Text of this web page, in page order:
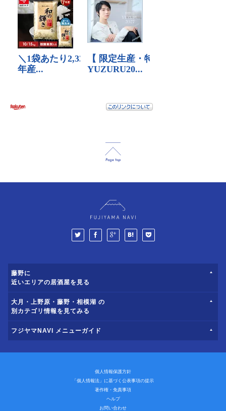
藤野に
近いエリアの居酒屋を見る
大月・上野原・藤野・相模湖 の
別カテゴリ情報を見てみる
フジヤマNAVI メニューガイド
個人情報保護方針
「個人情報法」に基づく公表事項の提示
著作権・免責事項
ヘルプ
お問い合わせ